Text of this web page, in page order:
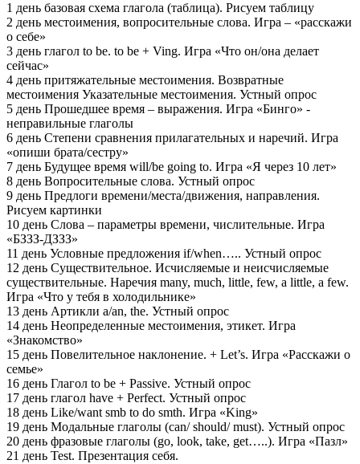
1 день базовая схема глагола (таблица). Рисуем таблицу
2 день местоимения, вопросительные слова. Игра – «расскажи
о себе»
3 день глагол to be. to be + Ving. Игра «Что он/она делает
сейчас»
4 день притяжательные местоимения. Возвратные
местоимения Указательные местоимения. Устный опрос
5 день Прошедшее время – выражения. Игра «Бинго» -
неправильные глаголы
6 день Степени сравнения прилагательных и наречий. Игра
«опиши брата/сестру»
7 день Будущее время will/be going to. Игра «Я через 10 лет»
8 день Вопросительные слова. Устный опрос
9 день Предлоги времени/места/движения, направления.
Рисуем картинки
10 день Слова – параметры времени, числительные. Игра
«БЗЗЗ-ДЗЗЗ»
11 день Условные предложения if/when….. Устный опрос
12 день Существительное. Исчисляемые и неисчисляемые
существительные. Наречия many, much, little, few, a little, a few.
Игра «Что у тебя в холодильнике»
13 день Артикли a/an, the. Устный опрос
14 день Неопределенные местоимения, этикет. Игра
«Знакомство»
15 день Повелительное наклонение. + Let’s. Игра «Расскажи о
семье»
16 день Глагол to be + Passive. Устный опрос
17 день глагол have + Perfect. Устный опрос
18 день Like/want smb to do smth. Игра «King»
19 день Модальные глаголы (can/ should/ must). Устный опрос
20 день фразовые глаголы (go, look, take, get…..). Игра «Пазл»
21 день Test. Презентация себя.